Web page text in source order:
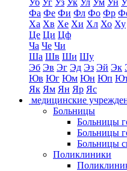
Уб Уг Уз Ук Ул Ум Ун
Фа Фе Фи Фл Фо Фр
Ха Хв Хе Хи Хл Хо Ху
Це Ци Цф
Ча Че Чи
Ша Шв Ши Шу
Эб Эв Эг Эд Эз Эй Эк
Юв Юг Юм Юн Юп
Як Ям Ян Яр Яс
медицинские
Больницы
Больницы
Больницы
Больницы
Поликлиники